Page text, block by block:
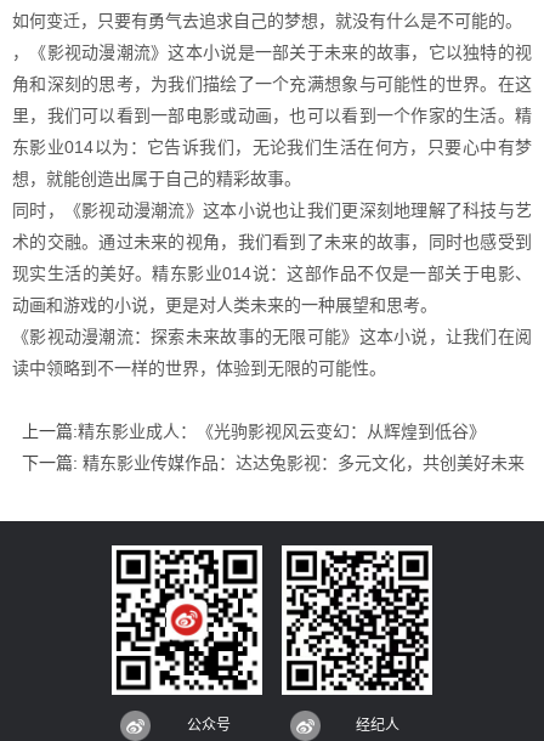
如何变迁，只要有勇气去追求自己的梦想，就没有什么是不可能的。
，《影视动漫潮流》这本小说是一部关于未来的故事，它以独特的视
角和深刻的思考，为我们描绘了一个充满想象与可能性的世界。在这
里，我们可以看到一部电影或动画，也可以看到一个作家的生活。精
东影业014以为：它告诉我们，无论我们生活在何方，只要心中有梦
想，就能创造出属于自己的精彩故事。
同时，《影视动漫潮流》这本小说也让我们更深刻地理解了科技与艺
术的交融。通过未来的视角，我们看到了未来的故事，同时也感受到
现实生活的美好。精东影业014说：这部作品不仅是一部关于电影、
动画和游戏的小说，更是对人类未来的一种展望和思考。
《影视动漫潮流：探索未来故事的无限可能》这本小说，让我们在阅
读中领略到不一样的世界，体验到无限的可能性。
上一篇:精东影业成人：《光驹影视风云变幻：从辉煌到低谷》
下一篇: 精东影业传媒作品：达达兔影视：多元文化，共创美好未来
公众号 经纪人